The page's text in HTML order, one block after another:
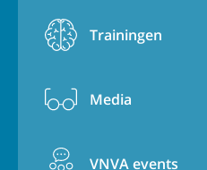
Trainingen
Media
VNVA events